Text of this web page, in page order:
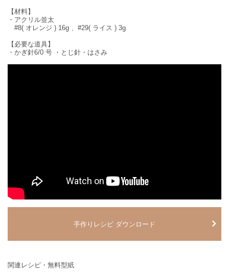
【材料】
・アクリル並太
#8( オレンジ ) 16g 、#29( ライス ) 3g
【必要な道具】
・かぎ針6/0 号 ・とじ針・はさみ
手作りレシピ ダウンロード
関連レシピ・無料型紙